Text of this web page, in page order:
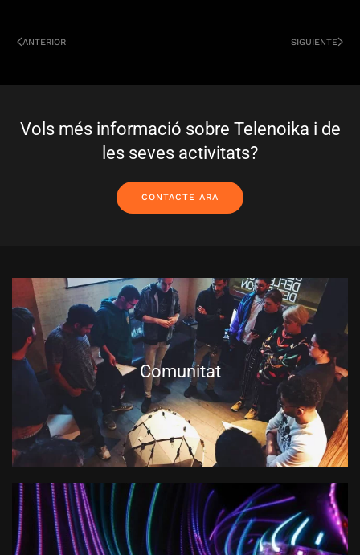
ANTERIOR SIGUIENTE
Vols més informació sobre Telenoika i de
les seves activitats?
CONTACTE ARA
Comunitat